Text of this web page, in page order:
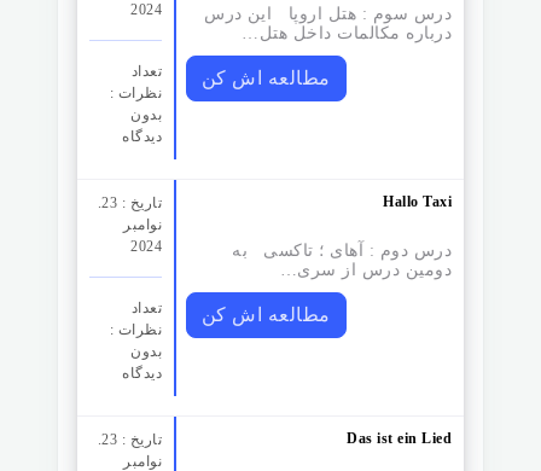
2024
تعداد
نظرات‌ :
بدون
دیدگاه
درس سوم :‌ هتل اروپا این درس
درباره مکالمات داخل هتل…
مطالعه اش کن
تاریخ : 23.
نوامبر
2024
تعداد
نظرات‌ :
بدون
دیدگاه
Hallo Taxi
درس دوم : آهای ؛ تاکسی به
دومین درس از سری…
مطالعه اش کن
تاریخ : 23.
نوامبر
Das ist ein Lied